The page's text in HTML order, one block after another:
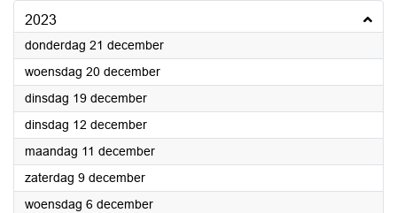
2023
donderdag 21 december2023
woensdag 20 december2023
dinsdag 19 december2023
dinsdag 12 december2023
maandag 11 december2023
zaterdag 9 december2023
woensdag 6 december2023